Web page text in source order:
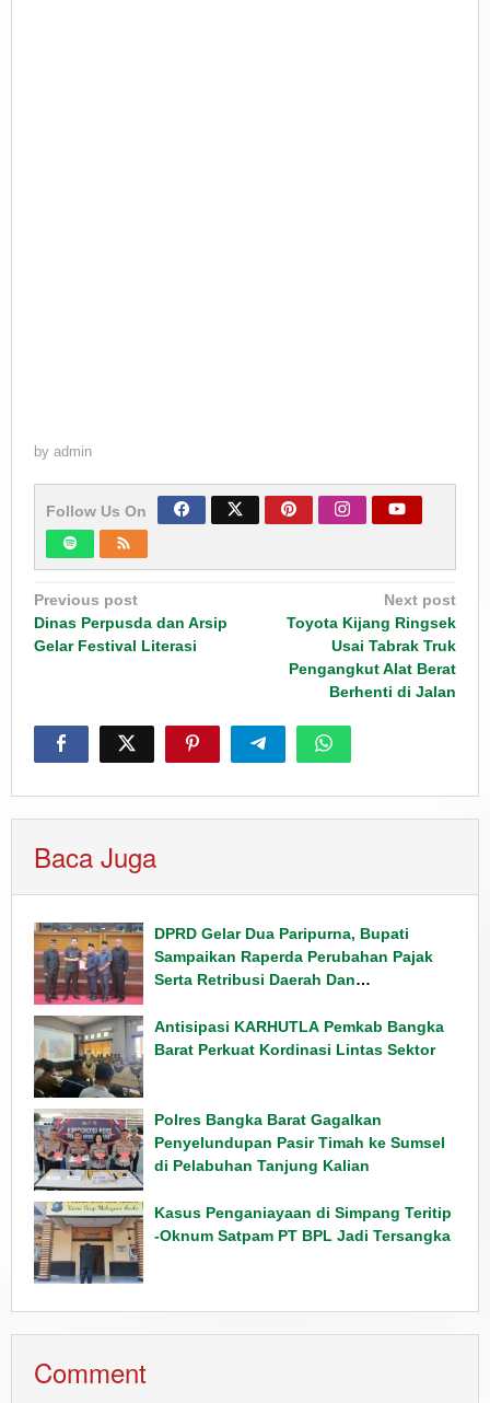
by admin
Follow Us On
Post
navigation
Previous post
Dinas Perpusda dan Arsip
Gelar Festival Literasi
Next post
Toyota Kijang Ringsek
Usai Tabrak Truk
Pengangkut Alat Berat
Berhenti di Jalan
Baca Juga
DPRD Gelar Dua Paripurna, Bupati
Sampaikan Raperda Perubahan Pajak
Serta Retribusi Daerah Dan
Tahun 2026
Antisipasi KARHUTLA Pemkab Bangka
Barat Perkuat Kordinasi Lintas Sektor
Polres Bangka Barat Gagalkan
Penyelundupan Pasir Timah ke Sumsel
di Pelabuhan Tanjung Kalian
Kasus Penganiayaan di Simpang Teritip
-Oknum Satpam PT BPL Jadi Tersangka
Comment